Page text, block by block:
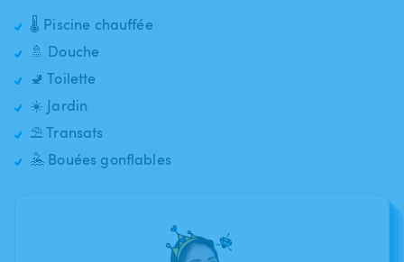
🌡️ Piscine chauffée
🚿 Douche
🚽 Toilette
☀️ Jardin
⛱️ Transats
🤽 Bouées gonflables